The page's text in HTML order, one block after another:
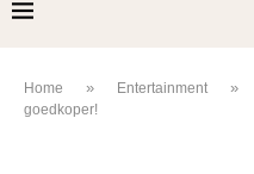
Home » Entertainment »
goedkoper!